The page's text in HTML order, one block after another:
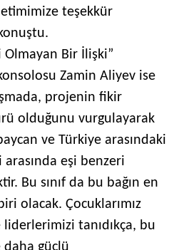
teşekkür
Olmayan Bir İlişki”
Zamin Aliyev ise
projenin fikir
olduğunu vurgulayarak
ve Türkiye arasındaki
eşi benzeri
Bu sınıf da bu bağın en
olacak. Çocuklarımız
tanıdıkça, bu